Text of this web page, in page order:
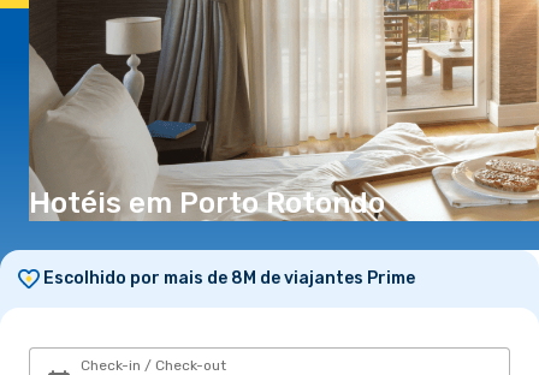
Hotéis em Porto Rotondo
Escolhido por mais de 8M de viajantes Prime
Check-in / Check-out